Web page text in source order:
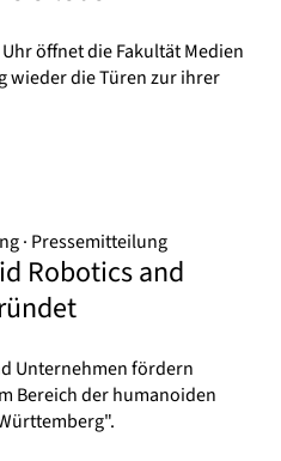
öffnet die Fakultät Medien
wieder die Türen zur ihrer
Pressemitteilung
Robotics and
Unternehmen fördern
Bereich der humanoiden